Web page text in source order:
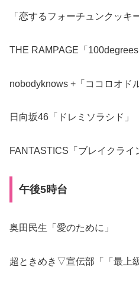
「恋するフォーチュンクッキ
THE RAMPAGE「100degrees
nobodyknows +「ココロオドル
日向坂46「ドレミソラシド」
FANTASTICS「ブレイクライ
午後5時台
奥田民生「愛のために」
超ときめき▽宣伝部「「最上